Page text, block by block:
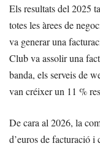
Els resultats del 2025
totes les àrees de
va generar una
Club va assolir una
banda, els serveis de
van créixer un 11 %
De cara al 2026, la
d’euros de facturació i